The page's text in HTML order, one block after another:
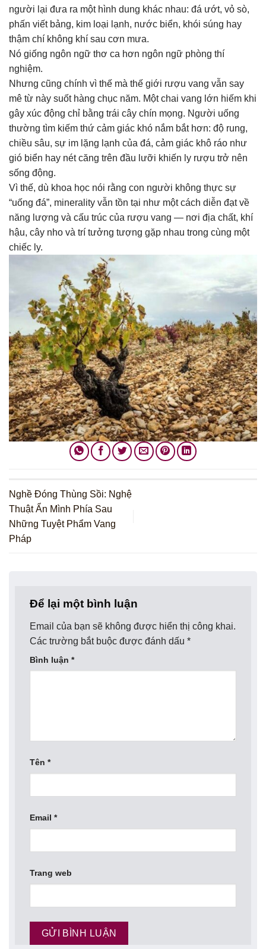
người lại đưa ra một hình dung khác nhau: đá ướt, vỏ sò,
phấn viết bảng, kim loại lạnh, nước biển, khói súng hay
thậm chí không khí sau cơn mưa.
Nó giống ngôn ngữ thơ ca hơn ngôn ngữ phòng thí
nghiệm.
Nhưng cũng chính vì thế mà thế giới rượu vang vẫn say
mê từ này suốt hàng chục năm. Một chai vang lớn hiếm khi
gây xúc động chỉ bằng trái cây chín mọng. Người uống
thường tìm kiếm thứ cảm giác khó nắm bắt hơn: độ rung,
chiều sâu, sự im lặng lạnh của đá, cảm giác khô ráo như
gió biển hay nét căng trên đầu lưỡi khiến ly rượu trở nên
sống động.
Vì thế, dù khoa học nói rằng con người không thực sự
“uống đá”, minerality vẫn tồn tại như một cách diễn đạt về
năng lượng và cấu trúc của rượu vang — nơi địa chất, khí
hậu, cây nho và trí tưởng tượng gặp nhau trong cùng một
chiếc ly.
Nghề Đóng Thùng Sồi: Nghệ
Thuật Ẩn Mình Phía Sau
Những Tuyệt Phẩm Vang
Pháp
Để lại một bình luận
Email của bạn sẽ không được hiển thị công khai.
Các trường bắt buộc được đánh dấu *
Bình luận *
Tên *
Email *
Trang web